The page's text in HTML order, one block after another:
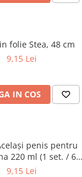
folie Stea, 48 cm
9,15 Lei
IN COS
penis pentru
220 ml (1 set. / 6
buc.)
9,15 Lei